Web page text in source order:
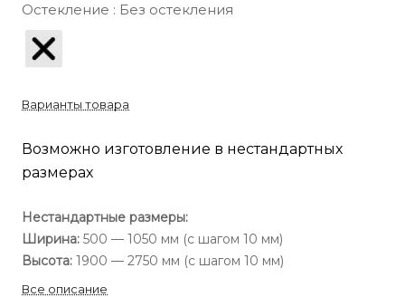
Остекление : Без остекления
Варианты товара
Возможно изготовление в нестандартных
размерах
Нестандартные размеры:
Ширина: 500 — 1050 мм (с шагом 10 мм)
Высота: 1900 — 2750 мм (с шагом 10 мм)
Все описание